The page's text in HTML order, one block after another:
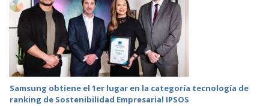
Samsung obtiene el 1er lugar en la categoría tecnología de
ranking de Sostenibilidad Empresarial IPSOS